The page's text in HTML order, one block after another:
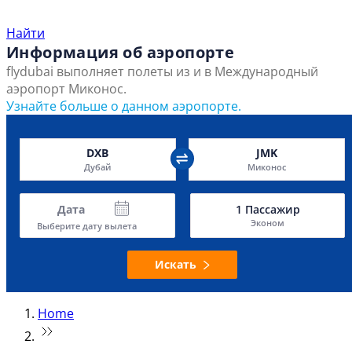
Найти
Информация об аэропорте
flydubai выполняет полеты из и в Международный
аэропорт Миконос.
Узнайте больше о данном аэропорте.
DXB
Дубай
JMK
Миконос
Дата
Выберите дату вылета
1 Пассажир
Эконом
Искать
Home